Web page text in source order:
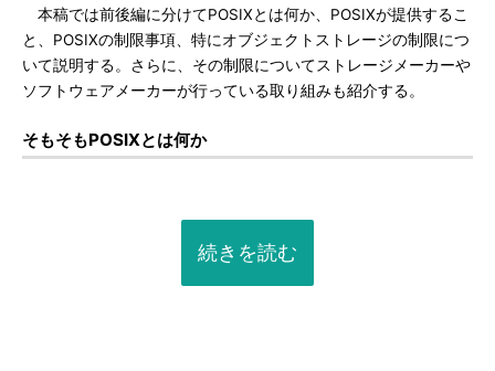
本稿では前後編に分けてPOSIXとは何か、POSIXが提供するこ
と、POSIXの制限事項、特にオブジェクトストレージの制限につ
いて説明する。さらに、その制限についてストレージメーカーや
ソフトウェアメーカーが行っている取り組みも紹介する。
そもそもPOSIXとは何か
続きを読む